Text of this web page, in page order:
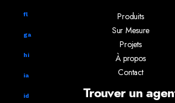
fl
ga
hi
ia
id
Produits
Sur Mesure
Projets
À propos
Contact
Trouver un